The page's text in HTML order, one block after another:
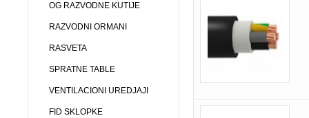
OG RAZVODNE KUTIJE
RAZVODNI ORMANI
RASVETA
SPRATNE TABLE
VENTILACIONI UREDJAJI
FID SKLOPKE